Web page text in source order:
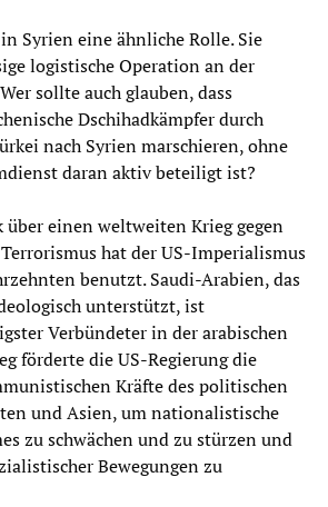
Syrien eine ähnliche Rolle. Sie
logistische Operation an der
sollte auch glauben, dass
Dschihadkämpfer durch
nach Syrien marschieren, ohne
daran aktiv beteiligt ist?
einen weltweiten Krieg gegen
hat der US-Imperialismus
benutzt. Saudi-Arabien, das
unterstützt, ist
Verbündeter in der arabischen
förderte die US-Regierung die
Kräfte des politischen
und Asien, um nationalistische
zu schwächen und zu stürzen und
Bewegungen zu